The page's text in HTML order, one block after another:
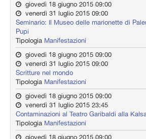
giovedì 18 giugno 2015 09:00
venerdì 31 luglio 2015 09:00
Seminario: Il Museo delle marionette di
Pupi
Tipologia Manifestazioni
giovedì 18 giugno 2015 09:00
venerdì 31 luglio 2015 09:00
Scritture nel mondo
Tipologia Manifestazioni
giovedì 18 giugno 2015 09:00
venerdì 31 luglio 2015 23:45
Contaminazioni al Teatro Garibaldi alla
Tipologia Manifestazioni
giovedì 18 giugno 2015 09:00